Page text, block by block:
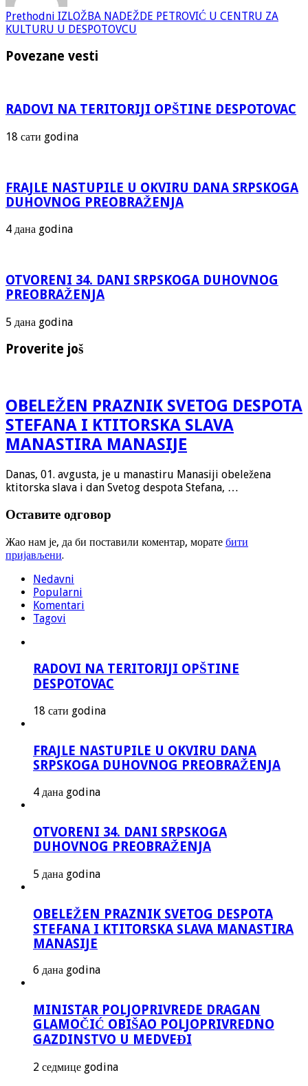
Prethodni IZLOŽBA NADEŽDE PETROVIĆ U CENTRU ZA
KULTURU U DESPOTOVCU
Povezane vesti
RADOVI NA TERITORIJI OPŠTINE DESPOTOVAC
18 сати godina
FRAJLE NASTUPILE U OKVIRU DANA SRPSKOGA
DUHOVNOG PREOBRAŽENJA
4 дана godina
OTVORENI 34. DANI SRPSKOGA DUHOVNOG
PREOBRAŽENJA
5 дана godina
Proverite još
OBELEŽEN PRAZNIK SVETOG DESPOTA
STEFANA I KTITORSKA SLAVA
MANASTIRA MANASIJE
Danas, 01. avgusta, je u manastiru Manasiji obeležena
ktitorska slava i dan Svetog despota Stefana, …
Оставите одговор
Жао нам је, да би поставили коментар, морате бити
пријављени.
Nedavni
Popularni
Komentari
Tagovi
RADOVI NA TERITORIJI OPŠTINE
DESPOTOVAC
18 сати godina
FRAJLE NASTUPILE U OKVIRU DANA
SRPSKOGA DUHOVNOG PREOBRAŽENJA
4 дана godina
OTVORENI 34. DANI SRPSKOGA
DUHOVNOG PREOBRAŽENJA
5 дана godina
OBELEŽEN PRAZNIK SVETOG DESPOTA
STEFANA I KTITORSKA SLAVA MANASTIRA
MANASIJE
6 дана godina
MINISTAR POLJOPRIVREDE DRAGAN
GLAMOČIĆ OBIŠAO POLJOPRIVREDNO
GAZDINSTVO U MEDVEĐI
2 седмице godina